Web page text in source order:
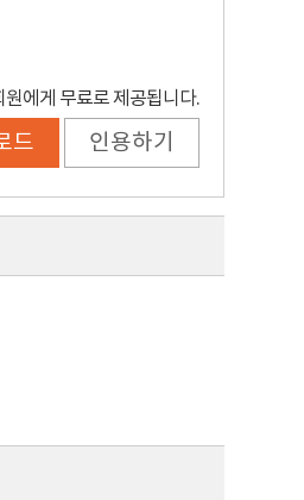
원에게 무료로 제공됩니다.
드 인용하기